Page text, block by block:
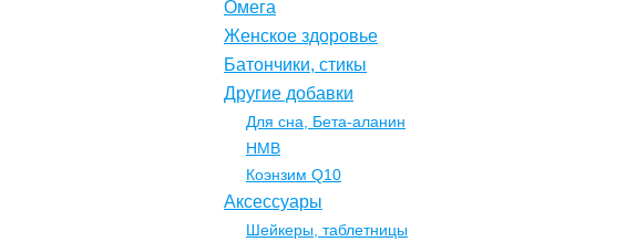
Омега
Женское здоровье
Батончики, стикы
Другие добавки
Для сна, Бета-аланин
НМВ
Коэнзим Q10
Аксессуары
Шейкеры, таблетницы